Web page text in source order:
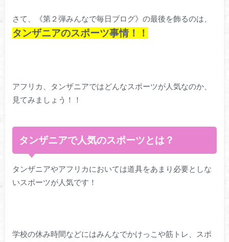
さて、《第２弾みんなで毎日ブログ》の最後を飾るのは、
タンザニアのスポーツ事情！！
アフリカ、タンザニアではどんなスポーツが人気なのか、
見てみましょう！！
タンザニアで人気のスポーツとは？
タンザニアやアフリカにおいては道具をあまり必要としな
いスポーツが人気です！
学校の休み時間などにはみんなでかけっこや筋トレ、スポ